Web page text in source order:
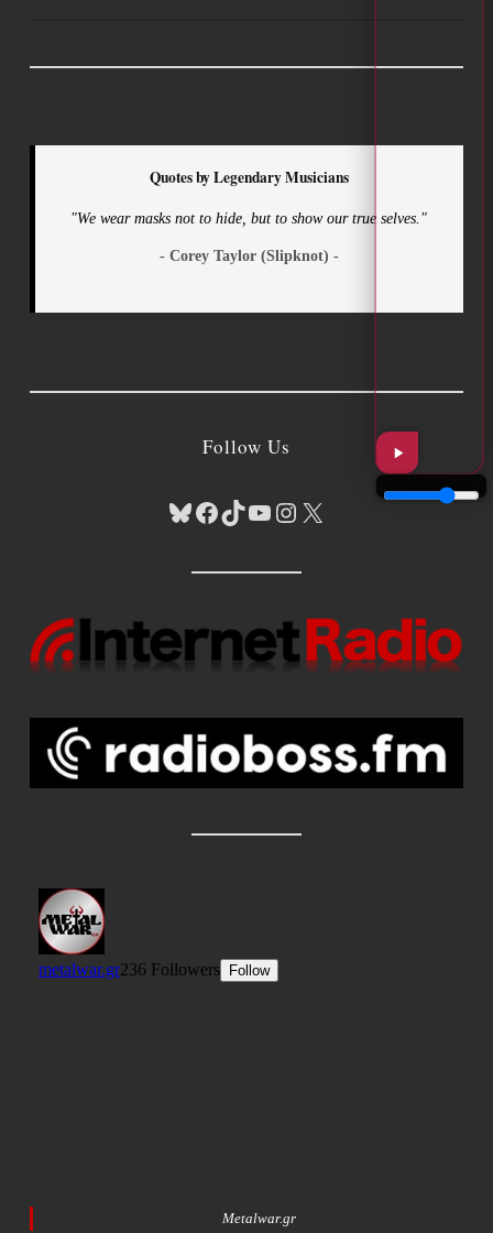
Quotes by Legendary Musicians
"We wear masks not to hide, but to show our true selves."
- Corey Taylor (Slipknot) -
Follow Us
Metalwar.gr